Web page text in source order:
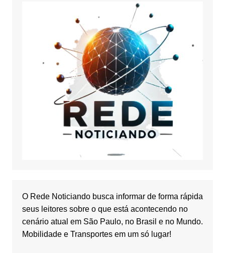
O Rede Noticiando busca informar de forma rápida
seus leitores sobre o que está acontecendo no
cenário atual em São Paulo, no Brasil e no Mundo.
Mobilidade e Transportes em um só lugar!